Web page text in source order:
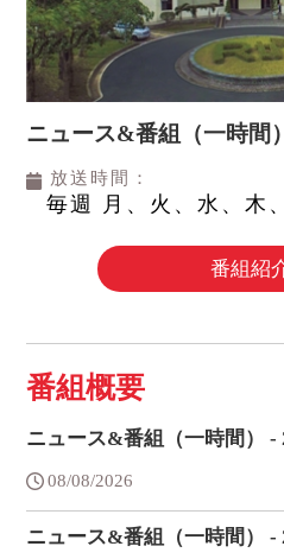
ニュース&番組（一時間）
放送時間：
毎週 月、火、水、木
番組紹
番組概要
ニュース&番組（一時間） -
08/08/2026
ニュース&番組（一時間） -